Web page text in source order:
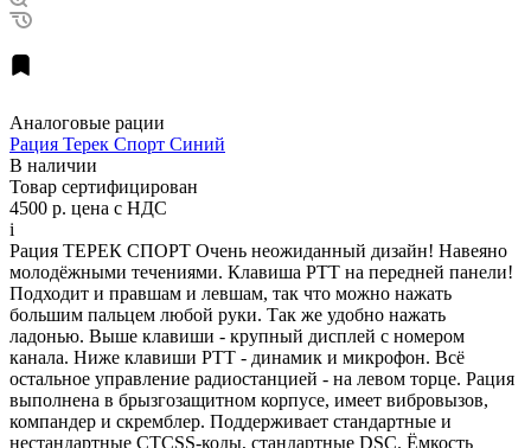
Аналоговые рации
Рация Терек Спорт Синий
В наличии
Товар сертифицирован
4500 р. цена с НДС
i
Рация ТЕРЕК СПОРТ Очень неожиданный дизайн! Навеяно
молодёжными течениями. Клавиша PTT на передней панели!
Подходит и правшам и левшам, так что можно нажать
большим пальцем любой руки. Так же удобно нажать
ладонью. Выше клавиши - крупный дисплей с номером
канала. Ниже клавиши РТТ - динамик и микрофон. Всё
остальное управление радиостанцией - на левом торце. Рация
выполнена в брызгозащитном корпусе, имеет вибровызов,
компандер и скремблер. Поддерживает стандартные и
нестандартные CTCSS-коды, стандартные DSC. Ёмкость